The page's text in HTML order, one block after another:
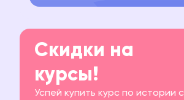
Скидки на
курсы!
Успей купить курс по истории с